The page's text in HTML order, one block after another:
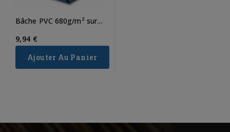
Bâche PVC 680g/m² sur
9,94 €
Ajouter Au Panier